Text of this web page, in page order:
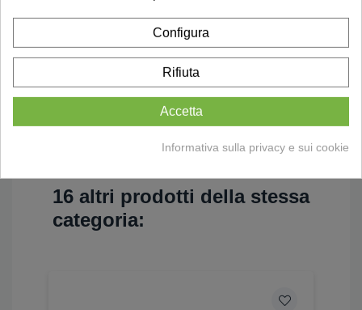
16 altri prodotti della stessa
categoria:
Configura
Rifiuta
Accetta
Informativa sulla privacy e sui cookie